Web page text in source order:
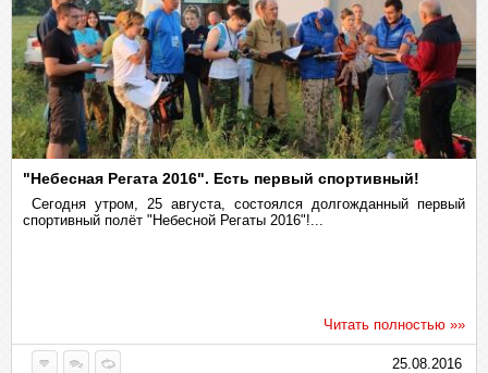
"Небесная Регата 2016". Есть первый спортивный!
Сегодня утром, 25 августа, состоялся долгожданный первый
спортивный полёт "Небесной Регаты 2016"!...
Читать полностью »»
25.08.2016